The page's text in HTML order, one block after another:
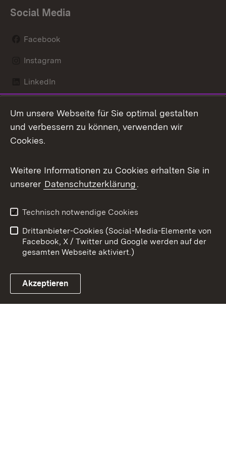
Social Media
Facebook
Instagram
LinkedIn
X / Twitter
Youtube
Link zum Landesportal
Kontakt
Datenschutz
Barrierefreiheit
Impressum
Cookies
Um unsere Webseite für Sie optimal gestalten
und verbessern zu können, verwenden wir
Cookies.
Weitere Informationen zu Cookies erhalten Sie in
unserer Datenschutzerklärung.
Technisch notwendige Cookies
Drittanbieter-Cookies (Social-Media-Elemente von
Facebook, X / Twitter und Google werden auf der
gesamten Webseite aktiviert.)
Akzeptieren